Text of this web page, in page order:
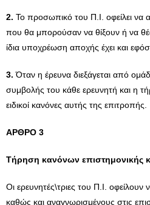
2. Το προσωπικό του Π.Ι. οφείλει να
που θα μπορούσαν να θίξουν ή να
ίδια υποχρέωση αποχής έχει και
3. Όταν η έρευνα διεξάγεται από
συμβολής του κάθε ερευνητή και η
ειδικοί κανόνες αυτής της επιτροπής.
AΡΘΡΟ 3
Τήρηση κανόνων επιστημονικής
Οι ερευνητές\τριες του Π.Ι.
καθώς και αναγνωρισμένους στις